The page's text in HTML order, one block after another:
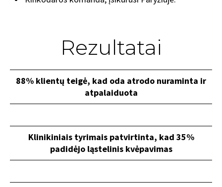
Rezultatai
88% klientų teigė, kad oda atrodo nuraminta ir
atpalaiduota
Klinikiniais tyrimais patvirtinta, kad 35%
padidėjo ląstelinis kvėpavimas